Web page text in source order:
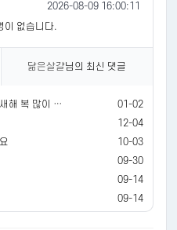
2026-08-09 16:00:11
이 없습니다.
닮은살걀님의 최신 댓글
인사도 못 드렸네요 새해 복 많이 받으세요
01-02
12-04
10-03
09-30
09-14
09-14